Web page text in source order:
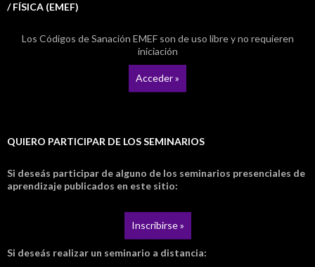
/ FÍSICA (EMEF)
Los Códigos de Sanación EMEF son de uso libre y no requieren
iniciación
Acceder »
QUIERO PARTICIPAR DE LOS SEMINARIOS
Si deseás participar de alguno de los seminarios presenciales de
aprendizaje publicados en este sitio:
Inscribirse »
Si deseás realizar un seminario a distancia: